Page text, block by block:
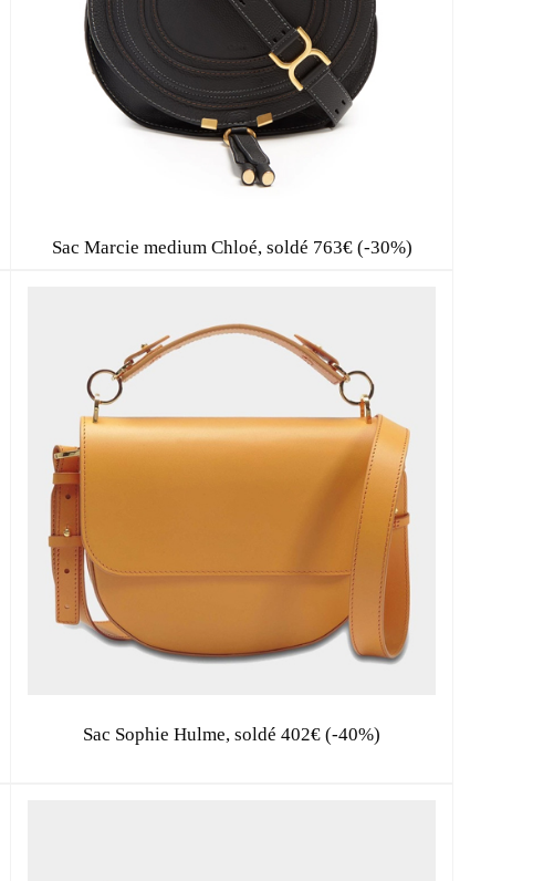
Sac Marcie medium Chloé, soldé 763€ (-30%)
Sac Sophie Hulme, soldé 402€ (-40%)